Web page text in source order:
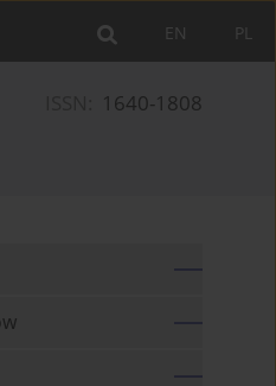
PL
EN
1640-1808